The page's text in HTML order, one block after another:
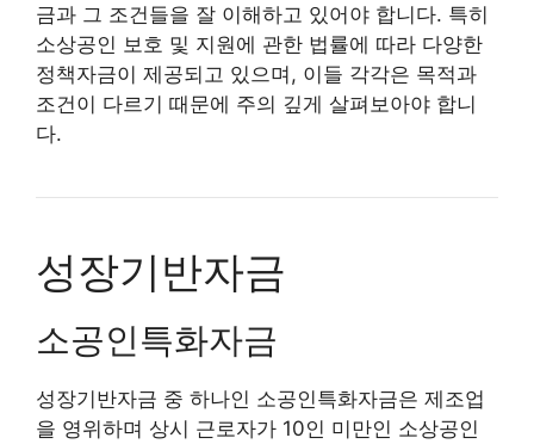
금과 그 조건들을 잘 이해하고 있어야 합니다. 특히
소상공인 보호 및 지원에 관한 법률에 따라 다양한
정책자금이 제공되고 있으며, 이들 각각은 목적과
조건이 다르기 때문에 주의 깊게 살펴보아야 합니
다.
성장기반자금
소공인특화자금
성장기반자금 중 하나인 소공인특화자금은 제조업
을 영위하며 상시 근로자가 10인 미만인 소상공인